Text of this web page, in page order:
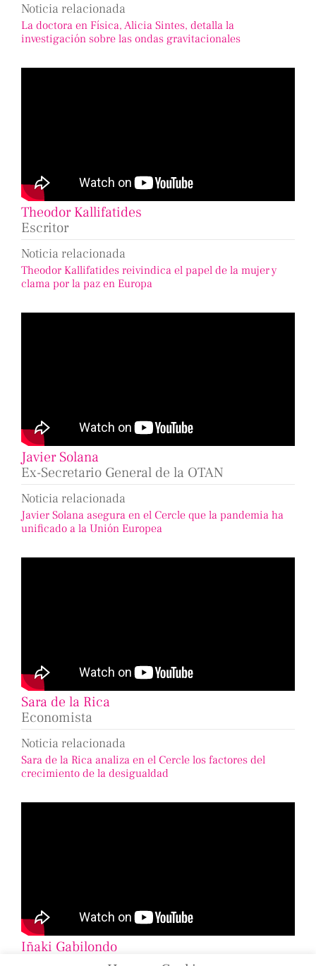
Noticia relacionada
La doctora en Física, Alicia Sintes, detalla la
investigación sobre las ondas gravitacionales
Theodor Kallifatides
Escritor
Noticia relacionada
Theodor Kallifatides reivindica el papel de la mujer y
clama por la paz en Europa
Javier Solana
Ex-Secretario General de la OTAN
Noticia relacionada
Javier Solana asegura en el Cercle que la pandemia ha
unificado a la Unión Europea
Sara de la Rica
Economista
Noticia relacionada
Sara de la Rica analiza en el Cercle los factores del
crecimiento de la desigualdad
Iñaki Gabilondo